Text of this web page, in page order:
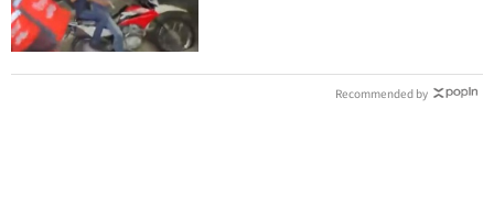
Recommended by